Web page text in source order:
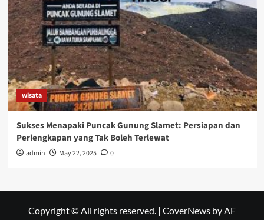
wisata
Sukses Menapaki Puncak Gunung Slamet: Persiapan dan
Perlengkapan yang Tak Boleh Terlewat
admin May 22, 2025 0
Copyright © All rights reserved. | CoverNews by AF